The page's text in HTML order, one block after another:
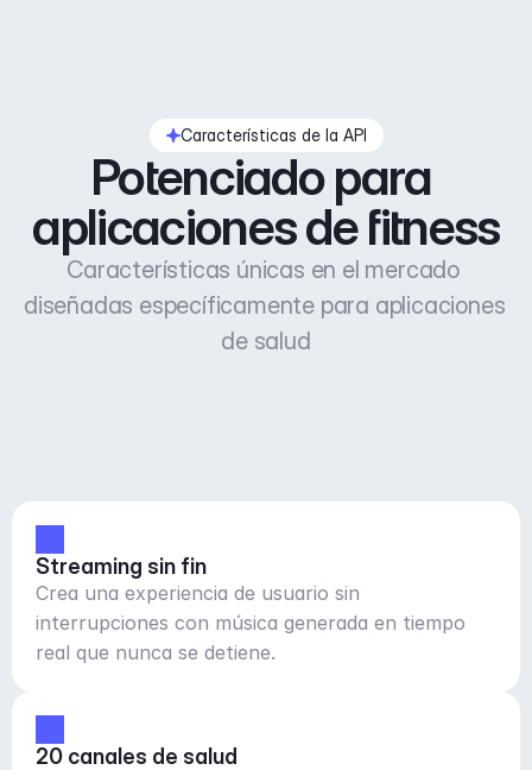
Características de la API
Potenciado para
aplicaciones de fitness
Características únicas en el mercado
diseñadas específicamente para aplicaciones
de salud
Streaming sin fin
Crea una experiencia de usuario sin
interrupciones con música generada en tiempo
real que nunca se detiene.
20 canales de salud